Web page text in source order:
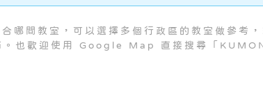
哪間教室，可以選擇多個行政區的教室做參考
也歡迎使用 Google Map 直接搜尋「KUMON